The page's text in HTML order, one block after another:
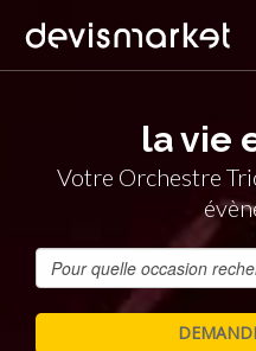
la vie
Votre Orchestre